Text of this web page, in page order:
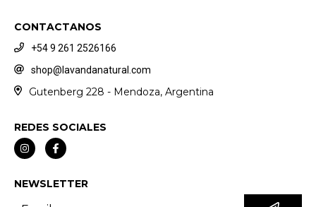
CONTACTANOS
+54 9 261 2526166
shop@lavandanatural.com
Gutenberg 228 - Mendoza, Argentina
REDES SOCIALES
NEWSLETTER